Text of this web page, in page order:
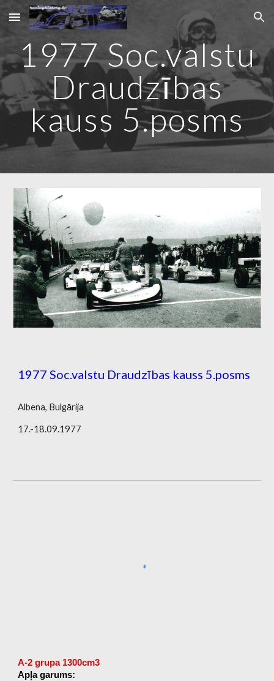
Skip to main content Skip to navigation
1977 Soc.valstu
Draudzības
kauss 5.posms
1977 Soc.valstu Draudzības kauss 5.posms
Albena, Bulgārija
17.-18.09.1977
A-2 grupa 1300cm3
Apļa garums: